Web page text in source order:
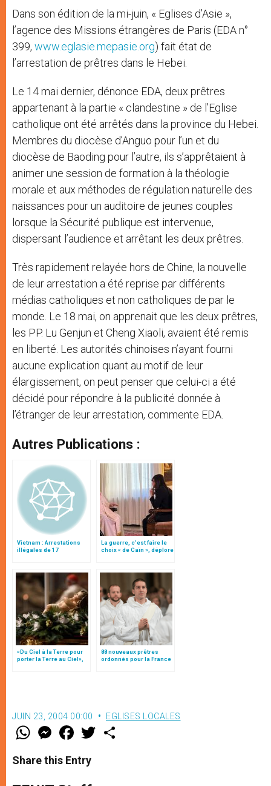
Dans son édition de la mi-juin, « Eglises d’Asie »,
l’agence des Missions étrangères de Paris (EDA n°
399, www.eglasie.mepasie.org) fait état de
l’arrestation de prêtres dans le Hebei.
Le 14 mai dernier, dénonce EDA, deux prêtres
appartenant à la partie « clandestine » de l’Eglise
catholique ont été arrêtés dans la province du Hebei.
Membres du diocèse d’Anguo pour l’un et du
diocèse de Baoding pour l’autre, ils s’apprêtaient à
animer une session de formation à la théologie
morale et aux méthodes de régulation naturelle des
naissances pour un auditoire de jeunes couples
lorsque la Sécurité publique est intervenue,
dispersant l’audience et arrêtant les deux prêtres.
Très rapidement relayée hors de Chine, la nouvelle
de leur arrestation a été reprise par différents
médias catholiques et non catholiques de par le
monde. Le 18 mai, on apprenait que les deux prêtres,
les PP. Lu Genjun et Cheng Xiaoli, avaient été remis
en liberté. Les autorités chinoises n’ayant fourni
aucune explication quant au motif de leur
élargissement, on peut penser que celui-ci a été
décidé pour répondre à la publicité donnée à
l’étranger de leur arrestation, commente EDA.
Autres Publications :
Vietnam : Arrestations
illégales de 17
La guerre, c’est faire le
choix « de Caïn », déplore
«Du Ciel à la Terre pour
porter la Terre au Ciel»,
88 nouveaux prêtres
ordonnés pour la France
JUIN 23, 2004 00:00 EGLISES LOCALES
W
t
s
M
e
s
e
F
a
e
b
w
Share this Entry